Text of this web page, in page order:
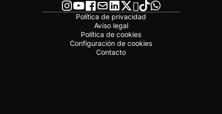
Política de privacidad
Aviso legal
Política de cookies
Configuración de cookies
Contacto